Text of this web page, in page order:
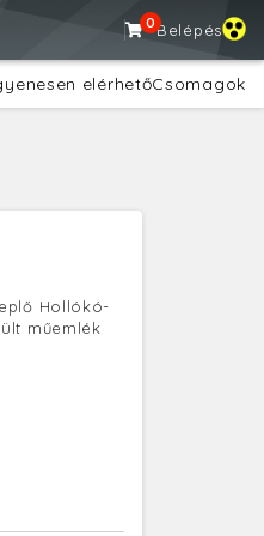
0Belépés
elérhetőCsomagok
Hollókó-
műemlék